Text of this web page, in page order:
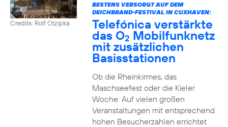
Credits: Rolf Otzipka
BESTENS VERSORGT AUF DEM
DEICHBRAND-FESTIVAL IN CUXHAVEN:
Telefónica verstärkte
das O2 Mobilfunknetz
mit zusätzlichen
Basisstationen
Ob die Rheinkirmes, das
Maschseefest oder die Kieler
Woche: Auf vielen großen
Veranstaltungen mit entsprechend
hohen Besucherzahlen errichtet